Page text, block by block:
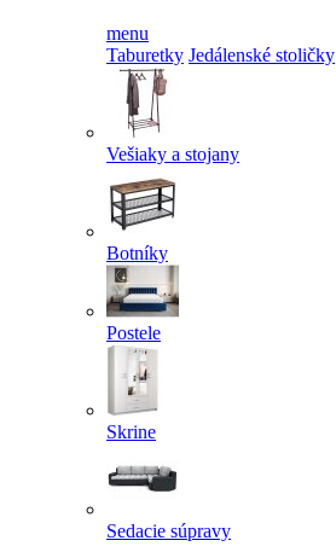
menu
Taburetky Jedálenské stoličky
Vešiaky a stojany
Botníky
Postele
Skrine
Sedacie súpravy